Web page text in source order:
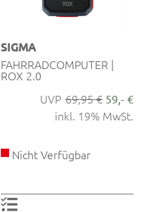
SIGMA
FAHRRADCOMPUTER |
ROX 2.0
69,95 € 59,- €
inkl. 19% MwSt.
Nicht Verfügbar